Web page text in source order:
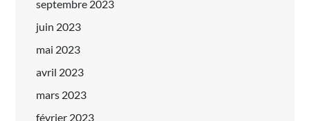
septembre 2023
juin 2023
mai 2023
avril 2023
mars 2023
février 2023